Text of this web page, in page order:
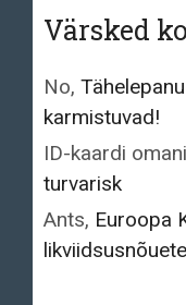
Värsked
No,
karmistuvad!
ID-kaardi
turvarisk
Ants, Euroopa